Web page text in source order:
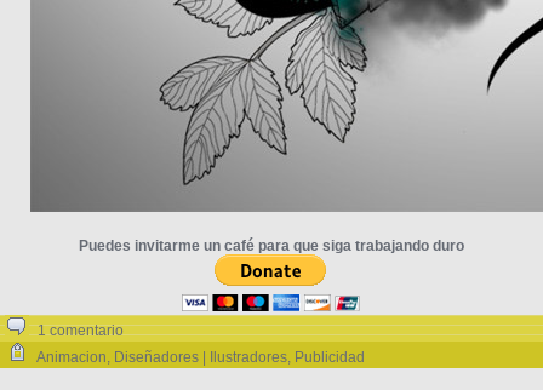
Puedes invitarme un café para que siga trabajando duro
1 comentario
Animacion, Diseñadores | Ilustradores, Publicidad